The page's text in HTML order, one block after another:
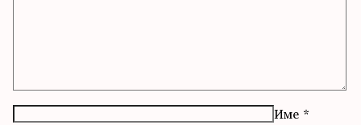
Име *